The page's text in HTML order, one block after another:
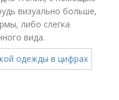
визуально больше,
либо слегка
вида.